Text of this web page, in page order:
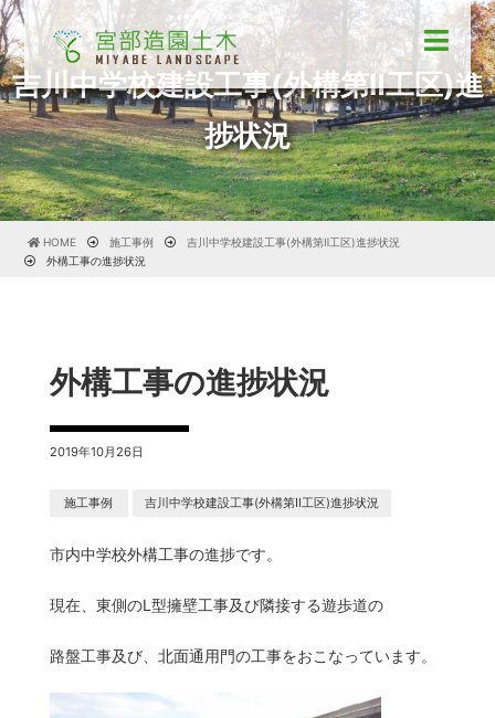
吉川中学校建設工事(外構第Ⅱ工区)進
捗状況
HOME 施工事例
吉川中学校建設工事(外構第Ⅱ工区)進捗状況
外構工事の進捗状況
外構工事の進捗状況
2019年10月26日
施工事例 吉川中学校建設工事(外構第Ⅱ工区)進捗状況
市内中学校外構工事の進捗です。
現在、東側のL型擁壁工事及び隣接する遊歩道の
路盤工事及び、北面通用門の工事をおこなっています。